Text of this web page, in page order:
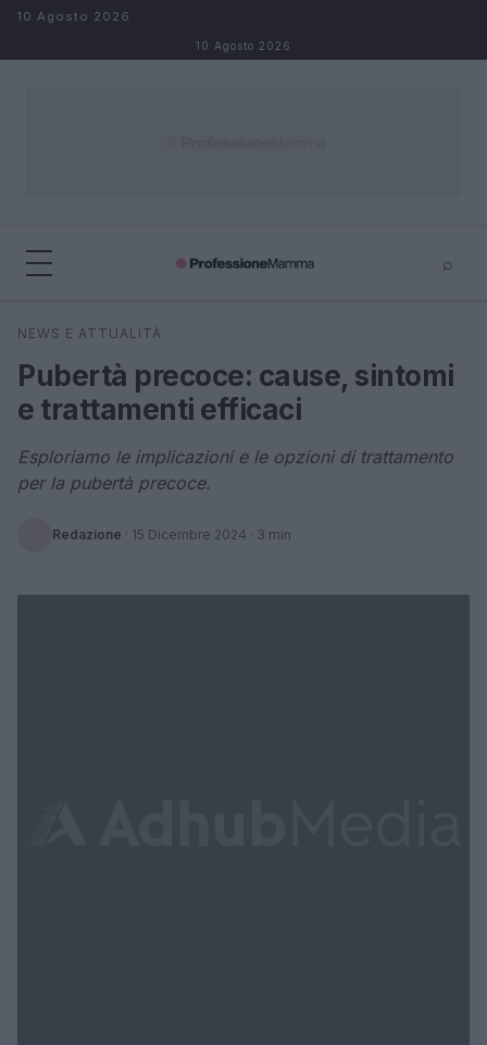
Salta al contenuto
10 Agosto 2026
10 Agosto 2026
⌕
Cerca
NEWS E ATTUALITÀ
Pubertà precoce: cause, sintomi
e trattamenti efficaci
Esploriamo le implicazioni e le opzioni di trattamento
per la pubertà precoce.
Redazione · 15 Dicembre 2024 · 3 min